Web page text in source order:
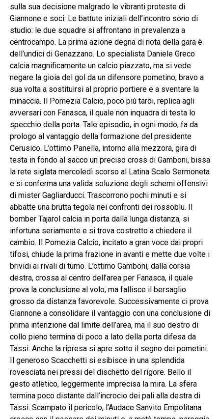
sulla sua decisione malgrado le vibranti proteste di
Giannone e soci. Le battute iniziali dell’incontro sono di
studio: le due squadre si affrontano in prevalenza a
centrocampo. La prima azione degna di nota della gara è
dell’undici di Genazzano. Lo specialista Daniele Greco
calcia magnificamente un calcio piazzato, ma si vede
negare la gioia del gol da un difensore pometino, bravo a
sua volta a sostituirsi al proprio portiere e a sventare la
minaccia. Il Pomezia Calcio, poco più tardi, replica agli
avversari con Fanasca, il quale non inquadra di testa lo
specchio della porta. Tale episodio, in ogni modo, fa da
prologo al vantaggio della formazione del presidente
Cerusico. L’ottimo Panella, intorno alla mezzora, gira di
testa in fondo al sacco un preciso cross di Gamboni, bissa
la rete siglata mercoledì scorso al Latina Scalo Sermoneta
e si conferma una valida soluzione degli schemi offensivi
di mister Gagliarducci. Trascorrono pochi minuti e si
abbatte una brutta tegola nei confronti dei rossoblu. Il
bomber Tajarol calcia in porta dalla lunga distanza, si
infortuna seriamente e si trova costretto a chiedere il
cambio. Il Pomezia Calcio, incitato a gran voce dai propri
tifosi, chiude la prima frazione in avanti e mette due volte i
brividi ai rivali di turno. L’ottimo Gamboni, dalla corsia
destra, crossa al centro dell’area per Fanasca, il quale
prova la conclusione al volo, ma fallisce il bersaglio
grosso da distanza favorevole. Successivamente ci prova
Giannone a consolidare il vantaggio con una conclusione di
prima intenzione dal limite dell’area, ma il suo destro di
collo pieno termina di poco a lato della porta difesa da
Tassi. Anche la ripresa si apre sotto il segno dei pometini.
Il generoso Scacchetti si esibisce in una splendida
rovesciata nei pressi del dischetto del rigore. Bello il
gesto atletico, leggermente imprecisa la mira. La sfera
termina poco distante dall’incrocio dei pali alla destra di
Tassi. Scampato il pericolo, l’Audace Sanvito Empolitana